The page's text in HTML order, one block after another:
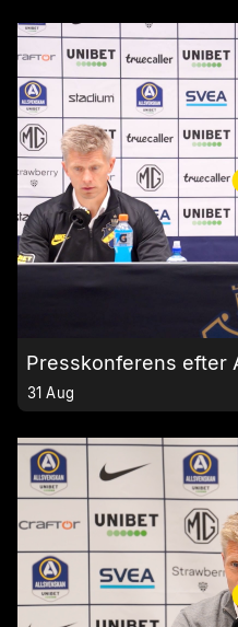
Presskonferens efter
31 Aug